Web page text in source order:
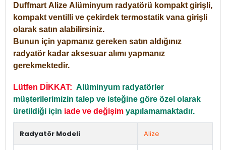
Duffmart Alize Alüminyum radyatörü kompakt girişli,
kompakt ventilli ve çekirdek termostatik vana girişli
olarak satın alabilirsiniz.
Bunun için yapmanız gereken satın aldığınız
radyatör kadar aksesuar alımı yapmanız
gerekmektedir.
Lütfen DİKKAT: Alüminyum radyatörler
müşterilerimizin talep ve isteğine göre özel olarak
üretildiği için iade ve değişim yapılamamaktadır.
Radyatör Modeli Alize